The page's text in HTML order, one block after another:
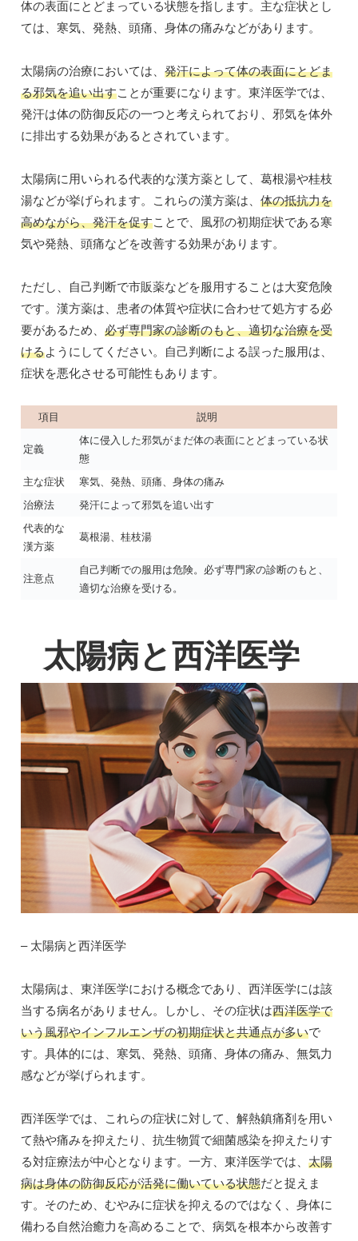
体の表面にとどまっている状態を指します。主な症状とし
ては、寒気、発熱、頭痛、身体の痛みなどがあります。
太陽病の治療においては、 発汗によって体の表面にとどま
る邪気を追い出すことが重要になります。東洋医学では、
発汗は体の防御反応の一つと考えられており、邪気を体外
に排出する効果があるとされています。
太陽病に用いられる代表的な漢方薬として、葛根湯や桂枝
湯などが挙げられます。これらの漢方薬は、 体の抵抗力を
高めながら、発汗を促すことで、風邪の初期症状である寒
気や発熱、頭痛などを改善する効果があります。
ただし、自己判断で市販薬などを服用することは大変危険
です。漢方薬は、患者の体質や症状に合わせて処方する必
要があるため、 必ず専門家の診断のもと、適切な治療を受
けるようにしてください。自己判断による誤った服用は、
症状を悪化させる可能性もあります。
項目 説明
定義
体に侵入した邪気がまだ体の表面にとどまっている状
態
主な症状
寒気、発熱、頭痛、身体の痛み
治療法
発汗によって邪気を追い出す
代表的な
漢方薬
葛根湯、桂枝湯
注意点
自己判断での服用は危険。必ず専門家の診断のもと、
適切な治療を受ける。
太陽病と西洋医学
– 太陽病と西洋医学
太陽病は、東洋医学における概念であり、西洋医学には該
当する病名がありません。しかし、その症状は西洋医学で
いう風邪やインフルエンザの初期症状と共通点が多いで
す。具体的には、寒気、発熱、頭痛、身体の痛み、無気力
感などが挙げられます。
西洋医学では、これらの症状に対して、解熱鎮痛剤を用い
て熱や痛みを抑えたり、抗生物質で細菌感染を抑えたりす
る対症療法が中心となります。一方、東洋医学では、 太陽
病は身体の防御反応が活発に働いている状態だと捉えま
す。そのため、むやみに症状を抑えるのではなく、身体に
備わる自然治癒力を高めることで、病気を根本から改善す